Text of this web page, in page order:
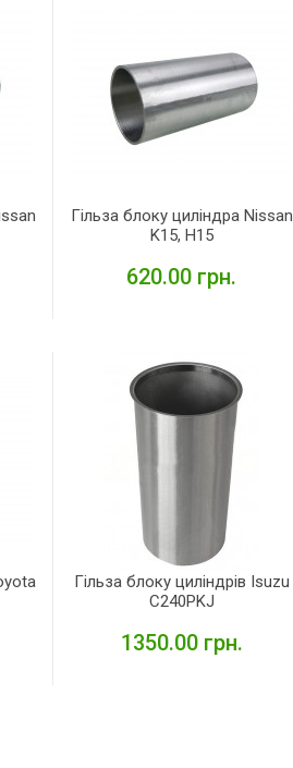
Гільза блоку циліндра Nissan
K15, H15
620.00 грн.
Гільза блоку циліндрів Isuzu
C240PKJ
1350.00 грн.